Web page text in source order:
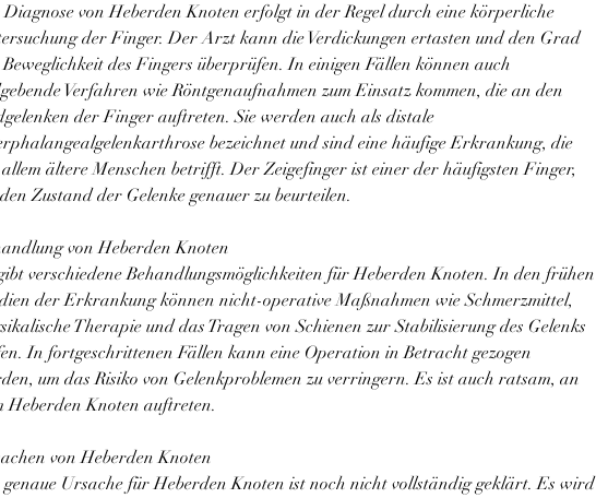
von Heberden Knoten erfolgt in der Regel durch eine körperliche
der Finger. Der Arzt kann die Verdickungen ertasten und den Grad
des Fingers überprüfen. In einigen Fällen können auch
Verfahren wie Röntgenaufnahmen zum Einsatz kommen, die an den
der Finger auftreten. Sie werden auch als distale
bezeichnet und sind eine häufige Erkrankung, die
ältere Menschen betrifft. Der Zeigefinger ist einer der häufigsten Finger,
Zustand der Gelenke genauer zu beurteilen.
von Heberden Knoten
verschiedene Behandlungsmöglichkeiten für Heberden Knoten. In den frühen
der Erkrankung können nicht-operative Maßnahmen wie Schmerzmittel,
Therapie und das Tragen von Schienen zur Stabilisierung des Gelenks
In fortgeschrittenen Fällen kann eine Operation in Betracht gezogen
um das Risiko von Gelenkproblemen zu verringern. Es ist auch ratsam, an
Heberden Knoten auftreten.
von Heberden Knoten
Ursache für Heberden Knoten ist noch nicht vollständig geklärt. Es wird